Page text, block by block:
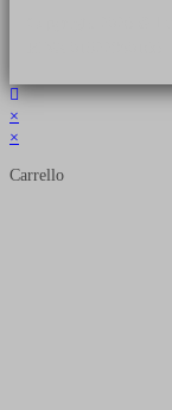
×
×
Carrello